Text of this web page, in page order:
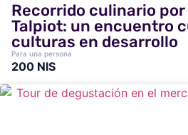
Recorrido culinario
Talpiot: un encuentro
culturas en desarrollo
Para una persona
200 NIS